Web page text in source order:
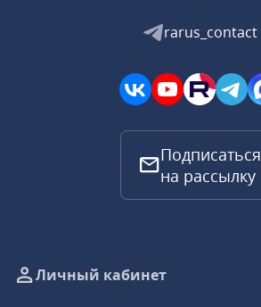
rarus_contact
Подписаться
на рассылку
Личный кабинет